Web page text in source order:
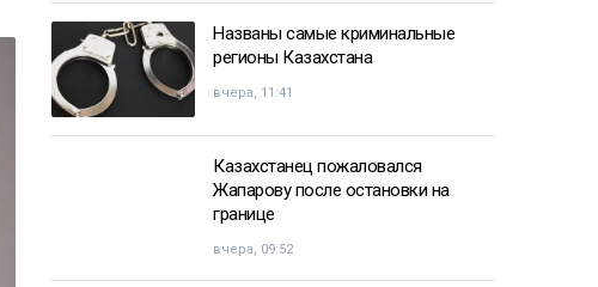
Названы самые криминальные
регионы Казахстана
вчера, 11:41
Казахстанец пожаловался
Жапарову после остановки на
границе
вчера, 09:52